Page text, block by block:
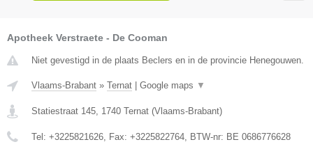
Apotheek Verstraete - De Cooman
Niet gevestigd in de plaats Beclers en in de provincie Henegouwen.
Vlaams-Brabant » Ternat | Google maps ▼
Statiestraat 145 1740 Ternat (Vlaams-Brabant)
Tel: +3225821626 , Fax: +3225822764 , BTW-nr: BE 0686776628